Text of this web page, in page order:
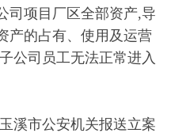
司项目厂区全部资产,导
产的占有、使用及运营
公司员工无法正常进入
溪市公安机关报送立案